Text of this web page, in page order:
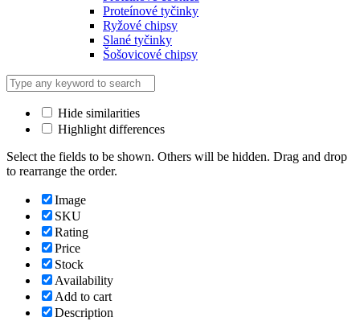
Proteínové tyčinky
Ryžové chipsy
Slané tyčinky
Šošovicové chipsy
Hide similarities
Highlight differences
Select the fields to be shown. Others will be hidden. Drag and drop
to rearrange the order.
Image
SKU
Rating
Price
Stock
Availability
Add to cart
Description